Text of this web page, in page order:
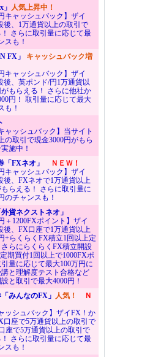
人気上昇中！
キャッシュバック】ザイ
後、1万通貨以上の取引で
さらに取引量に応じて最
スも！
FX」 キャッシュバック増
キャッシュバック】ザイ
後、英ポンド/円1万通貨以
もらえる！ さらに他社か
円！ 取引量に応じて最大
も！
ャッシュバック】当サイト
の取引で現金3000円がもら
施中！
「FXネオ」
ＮＥＷ！
キャッシュバック】ザイ
後、FXネオで1万通貨以上
らえる！ さらに取引量に
のチャンスも！
貨ネクストネオ」
＋1200FXポイント】ザイ
後、FX口座で1万通貨以上
+らくらくFX積立1回以上定
らにらくらくFX積立開設
期買付1回以上で1000FXポ
量に応じて最大100万円に
と理解度テスト合格など
と取引で最大4000円！
みんなのFX」 人気！
Ｎ
ッシュバック】ザイFX！か
口座で5万通貨以上の取引で
座で5万通貨以上の取引で
さらに取引量に応じて最
スも！